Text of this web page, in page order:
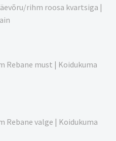
rihm roosa kvartsiga |
Rebane must | Koidukuma
Rebane valge | Koidukuma